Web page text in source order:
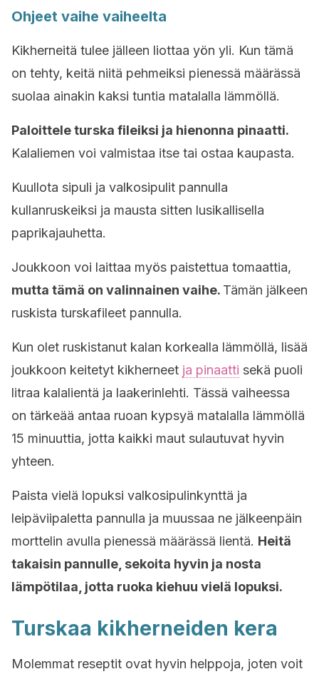
Ohjeet vaihe vaiheelta
Kikherneitä tulee jälleen liottaa yön yli. Kun tämä
on tehty, keitä niitä pehmeiksi pienessä määrässä
suolaa ainakin kaksi tuntia matalalla lämmöllä.
Paloittele turska fileiksi ja hienonna pinaatti.
Kalaliemen voi valmistaa itse tai ostaa kaupasta.
Kuullota sipuli ja valkosipulit pannulla
kullanruskeiksi ja mausta sitten lusikallisella
paprikajauhetta.
Joukkoon voi laittaa myös paistettua tomaattia,
mutta tämä on valinnainen vaihe. Tämän jälkeen
ruskista turskafileet pannulla.
Kun olet ruskistanut kalan korkealla lämmöllä, lisää
joukkoon keitetyt kikherneet ja pinaatti sekä puoli
litraa kalalientä ja laakerinlehti. Tässä vaiheessa
on tärkeää antaa ruoan kypsyä matalalla lämmöllä
15 minuuttia, jotta kaikki maut sulautuvat hyvin
yhteen.
Paista vielä lopuksi valkosipulinkynttä ja
leipäviipaletta pannulla ja muussaa ne jälkeenpäin
morttelin avulla pienessä määrässä lientä. Heitä
takaisin pannulle, sekoita hyvin ja nosta
lämpötilaa, jotta ruoka kiehuu vielä lopuksi.
Turskaa kikherneiden kera
Molemmat reseptit ovat hyvin helppoja, joten voit